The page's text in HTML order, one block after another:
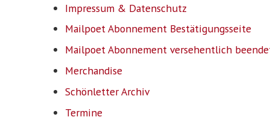
Impressum & Datenschutz
Mailpoet Abonnement Bestätigungsseite
Mailpoet Abonnement versehentlich
Merchandise
Schönletter Archiv
Termine